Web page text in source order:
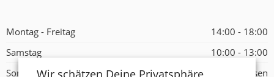
Montag - Freitag
14:00 - 18:00
Samstag
10:00 - 13:00
Sonntag
Geschlossen